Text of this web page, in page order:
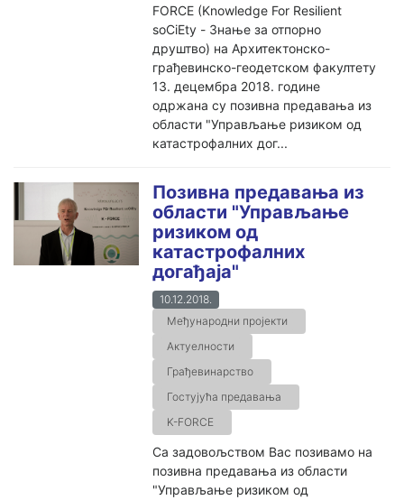
FORCE (Knowledge For Resilient
soCiEty - Знање за отпорно
друштво) на Архитектонско-
грађевинско-геодетском факултету
13. децембра 2018. године
одржана су позивна предавања из
области "Управљање ризиком од
катастрофалних дог...
Позивна предавања из
области "Управљање
ризиком од
катастрофалних
догађаја"
10.12.2018.
Међународни пројекти
Актуелности
Грађевинарство
Гостујућа предавања
K-FORCE
Са задовољством Вас позивамо на
позивна предавања из области
"Управљање ризиком од